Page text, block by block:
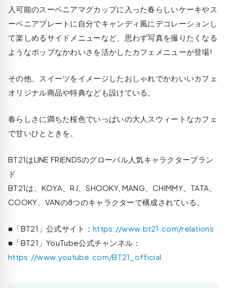
入可能のスーベニアマグカップに入った春らしいケーキやス
ーベニアプレートに自分でキャンディ風にデコレーションし
て楽しめるサイドメニューなど、思わず写真を撮りたくなる
ようなポップなかわいさを活かしたカフェメニューが登場!
その他、スイーツをイメージしたおしゃれでかわいいカフェ
オリジナル商品や特典なども設けている。
春らしさに満ちた桜色でいっぱいの大人スウィートなカフェ
で甘いひとときを。
BT21はLINE FRIENDSのグローバル人気キャラクターブラン
ド
BT21は、KOYA、RJ、SHOOKY, MANG、CHIMMY、TATA、
COOKY、VANの8つのキャラクターで構成されている。
■「BT21」公式サイト： https://www.bt21.com/relations
■「BT21」YouTube公式チャンネル：
https://www.youtube.com/BT21_official